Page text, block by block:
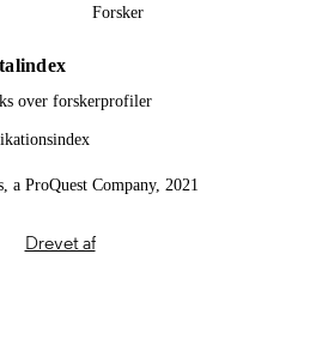
Forsker
over forskerprofiler
ProQuest Company, 2021
Drevet af